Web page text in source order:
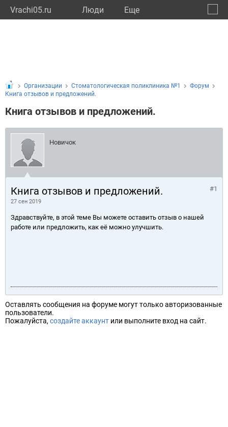
Vrachi05.ru Люди Eще
Организации Стоматологическая поликлиника №1
Форум
Книга отзывов и предложений.
Книга отзывов и предложений.
Новичок
Книга отзывов и предложений.
27 сен 2019
#1
Здравствуйте, в этой теме Вы можете оставить отзыв о нашей
работе или предложить, как её можно улучшить.
Оставлять сообщения на форуме могут только авторизованные
пользователи.
Пожалуйста, создайте аккаунт или выполните вход на сайт.